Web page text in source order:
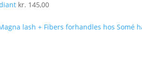
kr. 145,00